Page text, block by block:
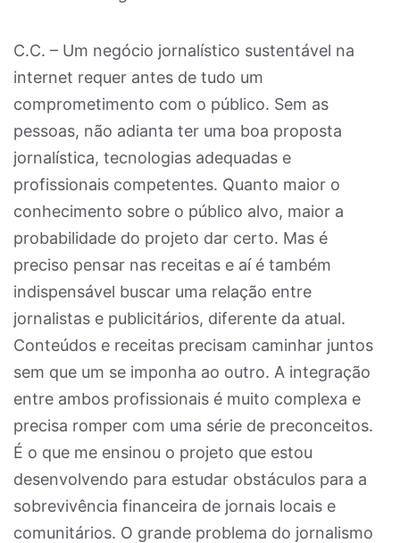
C.C. – Um negócio jornalístico sustentável na
internet requer antes de tudo um
comprometimento com o público. Sem as
pessoas, não adianta ter uma boa proposta
jornalística, tecnologias adequadas e
profissionais competentes. Quanto maior o
conhecimento sobre o público alvo, maior a
probabilidade do projeto dar certo. Mas é
preciso pensar nas receitas e aí é também
indispensável buscar uma relação entre
jornalistas e publicitários, diferente da atual.
Conteúdos e receitas precisam caminhar juntos
sem que um se imponha ao outro. A integração
entre ambos profissionais é muito complexa e
precisa romper com uma série de preconceitos.
É o que me ensinou o projeto que estou
desenvolvendo para estudar obstáculos para a
sobrevivência financeira de jornais locais e
comunitários. O grande problema do jornalismo